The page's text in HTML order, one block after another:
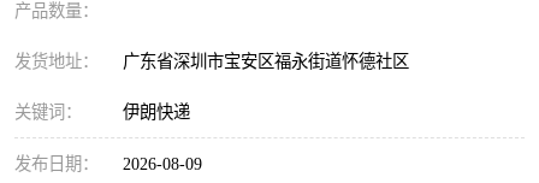
产品数量：
发货地址： 广东省深圳市宝安区福永街道怀德社区
关键词： 伊朗快递
发布日期： 2026-08-09